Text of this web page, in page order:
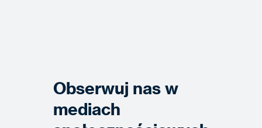
Obserwuj nas w
mediach